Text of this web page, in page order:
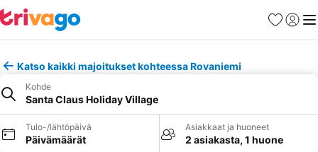
Suosikit
Katso kaikki majoitukset kohteessa Rovaniemi
Kohde
Santa Claus Holiday Village
Tulo-/lähtöpäivä
Päivämäärät
Asiakkaat ja huoneet
2 asiakasta, 1 huone